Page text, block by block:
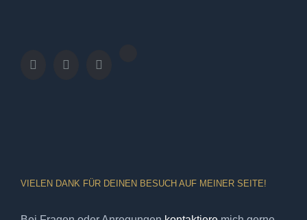
VIELEN DANK FÜR DEINEN BESUCH AUF MEINER SEITE!